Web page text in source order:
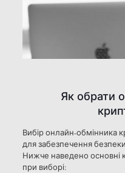
Як обрати
Вибір онлайн-обмінника
для забезпечення
Нижче наведено основні
при виборі: